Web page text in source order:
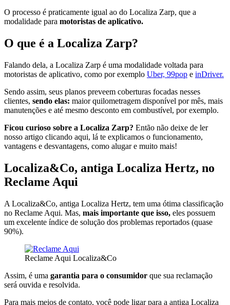
O processo é praticamente igual ao do Localiza Zarp, que a
modalidade para motoristas de aplicativo.
O que é a Localiza Zarp?
Falando dela, a Localiza Zarp é uma modalidade voltada para
motoristas de aplicativo, como por exemplo Uber, 99pop e inDriver.
Sendo assim, seus planos preveem coberturas focadas nesses
clientes, sendo elas: maior quilometragem disponível por mês, mais
manutenções e até mesmo desconto em combustível, por exemplo.
Ficou curioso sobre a Localiza Zarp? Então não deixe de ler
nosso artigo clicando aqui, lá te explicamos o funcionamento,
vantagens e desvantagens, como alugar e muito mais!
Localiza&Co, antiga Localiza Hertz, no
Reclame Aqui
A Localiza&Co, antiga Localiza Hertz, tem uma ótima classificação
no Reclame Aqui. Mas, mais importante que isso, eles possuem
um excelente índice de solução dos problemas reportados (quase
90%).
Reclame Aqui Localiza&Co
Assim, é uma garantia para o consumidor que sua reclamação
será ouvida e resolvida.
Para mais meios de contato, você pode ligar para a antiga Localiza